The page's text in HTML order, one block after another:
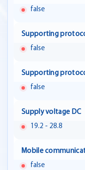
false
Supporting
false
Supporting
false
Supply voltage DC
19.2 - 28.8
Mobile
false